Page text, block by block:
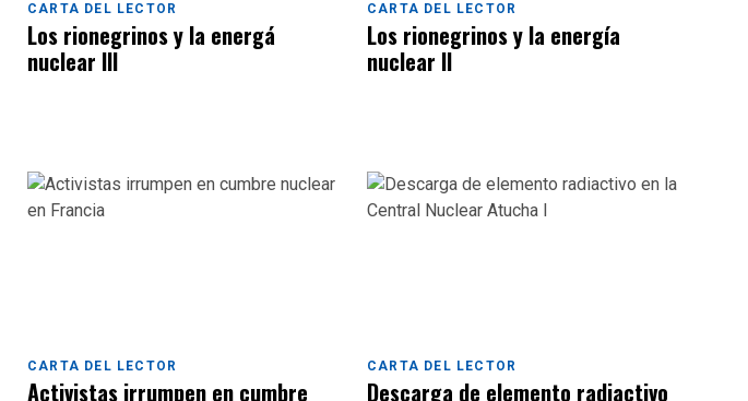
CARTA DEL LECTOR
Los rionegrinos y la energá
nuclear III
CARTA DEL LECTOR
Los rionegrinos y la energía
nuclear II
CARTA DEL LECTOR
Activistas irrumpen en cumbre
CARTA DEL LECTOR
Descarga de elemento radiactivo